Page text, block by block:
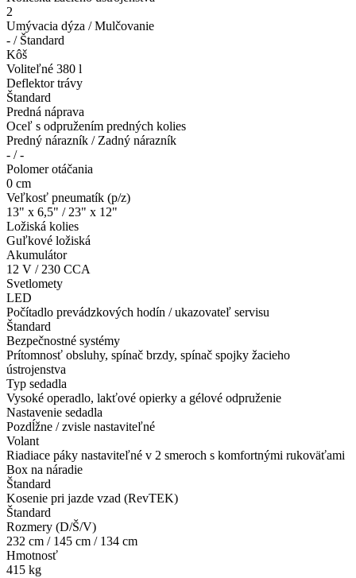
2
Umývacia dýza / Mulčovanie
- / Štandard
Kôš
Voliteľné 380 l
Deflektor trávy
Štandard
Predná náprava
Oceľ s odpružením predných kolies
Predný nárazník / Zadný nárazník
- / -
Polomer otáčania
0 cm
Veľkosť pneumatík (p/z)
13" x 6,5" / 23" x 12"
Ložiská kolies
Guľkové ložiská
Akumulátor
12 V / 230 CCA
Svetlomety
LED
Počítadlo prevádzkových hodín / ukazovateľ servisu
Štandard
Bezpečnostné systémy
Prítomnosť obsluhy, spínač brzdy, spínač spojky žacieho
ústrojenstva
Typ sedadla
Vysoké operadlo, lakťové opierky a gélové odpruženie
Nastavenie sedadla
Pozdĺžne / zvisle nastaviteľné
Volant
Riadiace páky nastaviteľné v 2 smeroch s komfortnými rukoväťami
Box na náradie
Štandard
Kosenie pri jazde vzad (RevTEK)
Štandard
Rozmery (D/Š/V)
232 cm / 145 cm / 134 cm
Hmotnosť
415 kg